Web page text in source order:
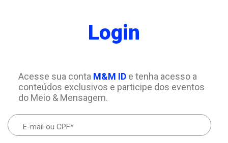
Login
Acesse sua conta M&M IDe tenha acesso a
conteúdos exclusivos e participe dos eventos
do Meio & Mensagem.